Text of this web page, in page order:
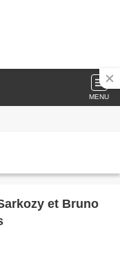
MENU
et Bruno